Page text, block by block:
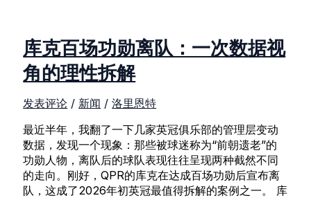
库克百场功勋离队：一次数据视
角的理性拆解
发表评论 / 新闻 /洛里恩特
最近半年，我翻了一下几家英冠俱乐部的管理层变动
数据，发现一个现象：那些被球迷称为“前朝遗老”的
功勋人物，离队后的球队表现往往呈现两种截然不同
的走向。刚好，QPR的库克在达成百场功勋后宣布离
队，这成了2026年初英冠最值得拆解的案例之一。 库